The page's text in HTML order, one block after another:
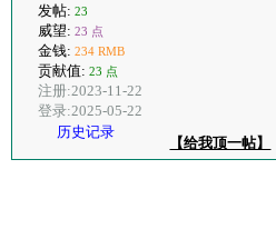
发帖: 23
威望: 23 点
金钱: 234 RMB
贡献值: 23 点
注册:2023-11-22
登录:2025-05-22
历史记录
【给我顶一帖】